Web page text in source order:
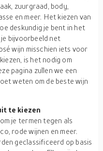
zuurgraad, body,
en meer. Het kiezen van
deskundig je bent in het
je bijvoorbeeld net
wijn misschien iets voor
is het nodig om
pagina zullen we een
weten om de beste wijn
te kiezen
je termen tegen als
rode wijnen en meer.
geclassificeerd op basis